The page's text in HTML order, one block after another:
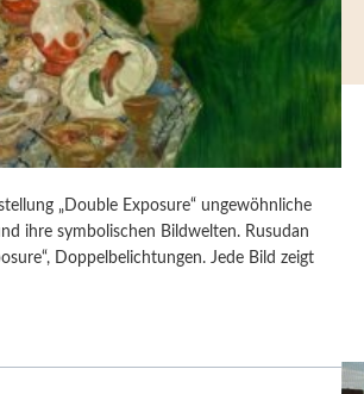
„Double Exposure“ ungewöhnliche
ihre symbolischen Bildwelten. Rusudan
Doppelbelichtungen. Jede Bild zeigt